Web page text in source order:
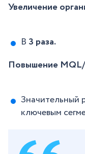
Увеличение
В 3 раза.
Повышение
Значительный
ключевым